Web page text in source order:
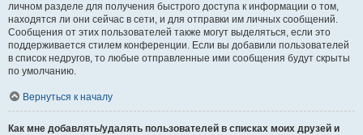
личном разделе для получения быстрого доступа к информации о том,
находятся ли они сейчас в сети, и для отправки им личных сообщений.
Сообщения от этих пользователей также могут выделяться, если это
поддерживается стилем конференции. Если вы добавили пользователей
в список недругов, то любые отправленные ими сообщения будут скрыты
по умолчанию.
Вернуться к началу
Как мне добавлять/удалять пользователей в списках моих друзей и